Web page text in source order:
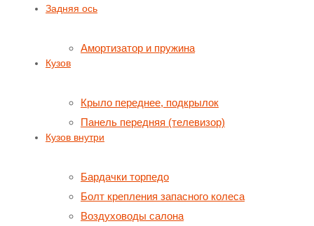
Задняя ось
Амортизатор и пружина
Кузов
Крыло переднее, подкрылок
Панель передняя (телевизор)
Кузов внутри
Бардачки торпедо
Болт крепления запасного колеса
Воздуховоды салона